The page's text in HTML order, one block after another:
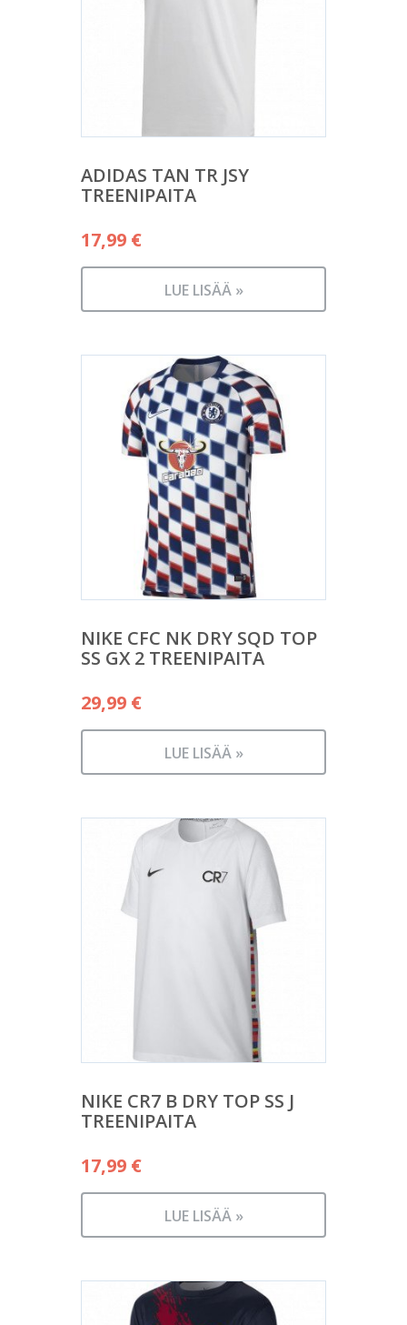
ADIDAS TAN TR JSY
TREENIPAITA
17,99 €
LUE LISÄÄ »
NIKE CFC NK DRY SQD TOP
SS GX 2 TREENIPAITA
29,99 €
LUE LISÄÄ »
NIKE CR7 B DRY TOP SS J
TREENIPAITA
17,99 €
LUE LISÄÄ »